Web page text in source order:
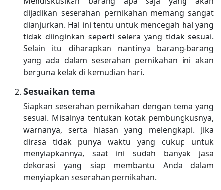
dijadikan seserahan pernikahan memang sangat
dianjurkan. Hal ini tentu untuk mencegah hal yang
tidak diinginkan seperti selera yang tidak sesuai.
Selain itu diharapkan nantinya barang-barang
yang ada dalam seserahan pernikahan ini akan
berguna kelak di kemudian hari.
Sesuaikan tema
Siapkan seserahan pernikahan dengan tema yang
sesuai. Misalnya tentukan kotak pembungkusnya,
warnanya, serta hiasan yang melengkapi. Jika
dirasa tidak punya waktu yang cukup untuk
menyiapkannya, saat ini sudah banyak jasa
dekorasi yang siap membantu Anda dalam
menyiapkan seserahan pernikahan.